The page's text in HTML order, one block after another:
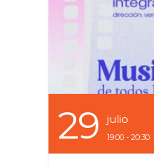
29 Julio
19:00 - 20:30